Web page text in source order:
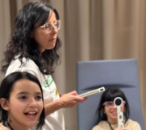
a unos 500